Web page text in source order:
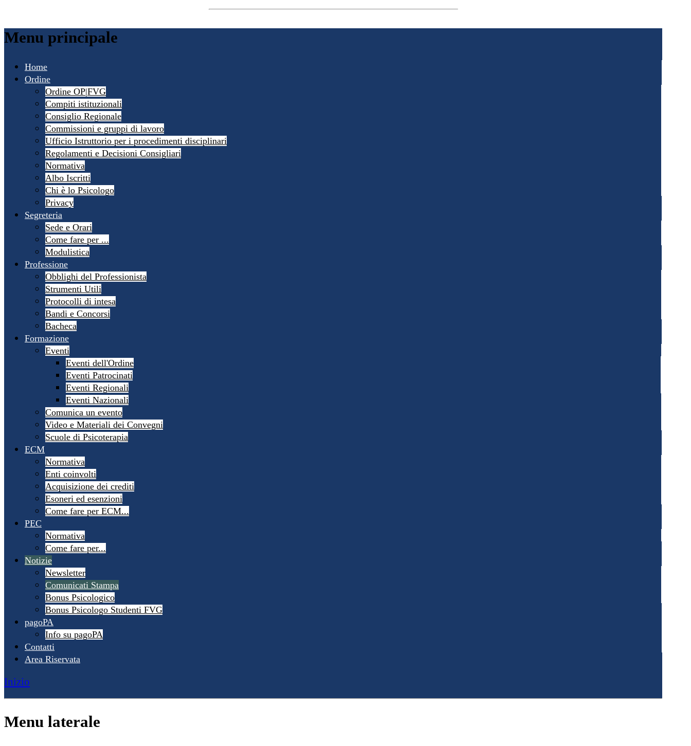
Menu principale
Home
Ordine
Ordine OP|FVG
Compiti istituzionali
Consiglio Regionale
Commissioni e gruppi di lavoro
Ufficio Istruttorio per i procedimenti disciplinari
Regolamenti e Decisioni Consigliari
Normativa
Albo Iscritti
Chi è lo Psicologo
Privacy
Segreteria
Sede e Orari
Come fare per ...
Modulistica
Professione
Obblighi del Professionista
Strumenti Utili
Protocolli di intesa
Bandi e Concorsi
Bacheca
Formazione
Eventi
Eventi dell'Ordine
Eventi Patrocinati
Eventi Regionali
Eventi Nazionali
Comunica un evento
Video e Materiali dei Convegni
Scuole di Psicoterapia
ECM
Normativa
Enti coinvolti
Acquisizione dei crediti
Esoneri ed esenzioni
Come fare per ECM...
PEC
Normativa
Come fare per...
Notizie
Newsletter
Comunicati Stampa
Bonus Psicologico
Bonus Psicologo Studenti FVG
pagoPA
Info su pagoPA
Contatti
Area Riservata
Inizio
Menu laterale